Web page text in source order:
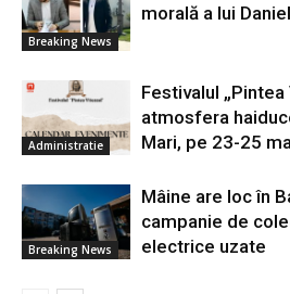
Breaking News
morală a lui
Administratie
Festivalul
atmosfera
Mari, pe 23-25
Breaking News
Mâine are loc în
campanie de
electrice uzate